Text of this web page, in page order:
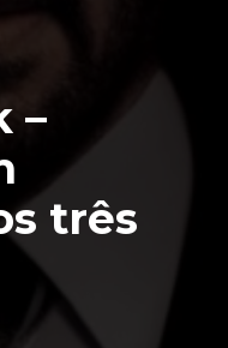
–
três